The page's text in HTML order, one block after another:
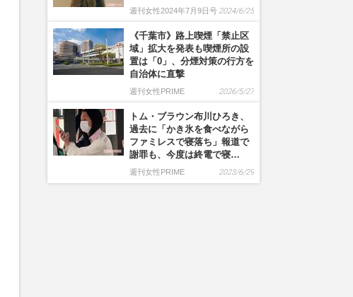
週刊女性2024年7月9日号 2024/6/25
《千葉市》路上喫煙「禁止区
域」拡大を発表も喫煙所の設
置は「0」、分煙対策の行方を
自治体に直撃
週刊女性PRIME 2026/5/27
トム・ブラウン布川ひろき、
過去に「かき氷を食べながら
ファミレスで寝落ち」報道で
謝罪も、今度は終電で寝…
週刊女性PRIME 2023/6/29